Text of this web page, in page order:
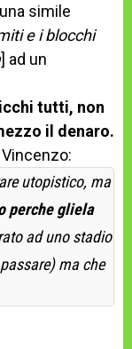
simile
e i blocchi
] ad un
tutti, non
il denaro.
utopistico, ma
perche gliela
ad uno stadio
ma che